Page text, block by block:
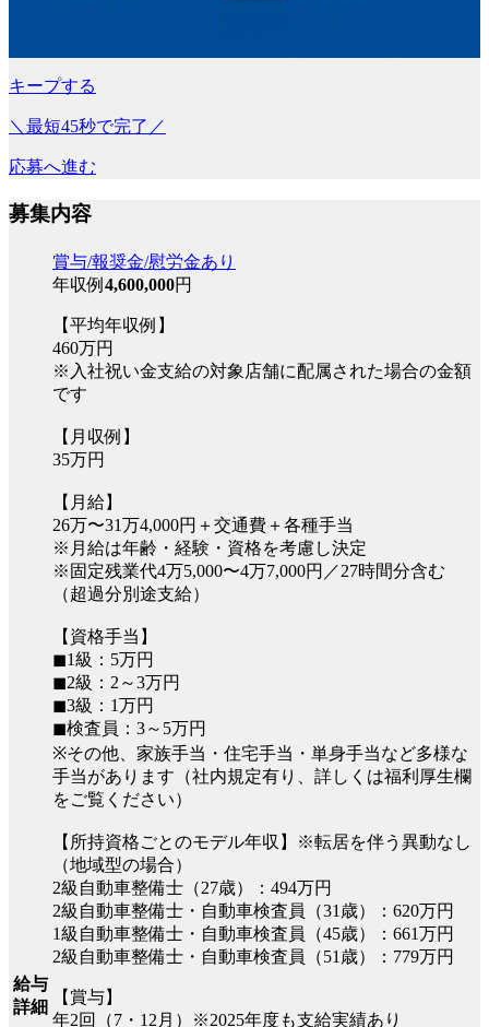
キープする
＼最短45秒で完了／
応募へ進む
募集内容
給与
詳細
賞与/報奨金/慰労金あり
年収例 4,600,000円
【平均年収例】
460万円
※入社祝い金支給の対象店舗に配属された場合の金額
です
【月収例】
35万円
【月給】
26万〜31万4,000円＋交通費＋各種手当
※月給は年齢・経験・資格を考慮し決定
※固定残業代4万5,000〜4万7,000円／27時間分含む
（超過分別途支給）
【資格手当】
◼︎1級：5万円
◼︎2級：2～3万円
◼︎3級：1万円
◼︎検査員：3～5万円
※その他、家族手当・住宅手当・単身手当など多様な
手当があります（社内規定有り、詳しくは福利厚生欄
をご覧ください）
【所持資格ごとのモデル年収】※転居を伴う異動なし
（地域型の場合）
2級自動車整備士（27歳）：494万円
2級自動車整備士・自動車検査員（31歳）：620万円
1級自動車整備士・自動車検査員（45歳）：661万円
2級自動車整備士・自動車検査員（51歳）：779万円
【賞与】
年2回（7・12月）※2025年度も支給実績あり